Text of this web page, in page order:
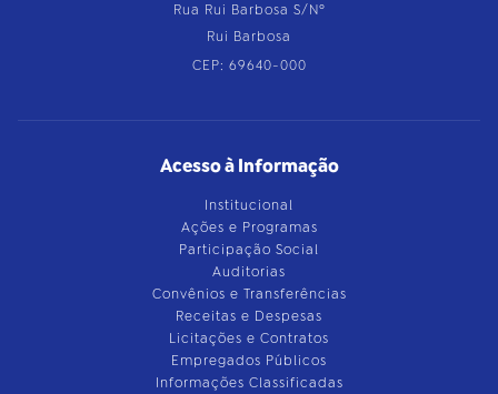
Rua Rui Barbosa S/Nº
Rui Barbosa
CEP: 69640-000
Acesso à Informação
Institucional
Ações e Programas
Participação Social
Auditorias
Convênios e Transferências
Receitas e Despesas
Licitações e Contratos
Empregados Públicos
Informações Classificadas